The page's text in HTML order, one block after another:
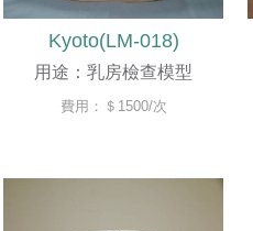
Kyoto(LM-018)
用途：乳房檢查模型
費用：＄1500/次